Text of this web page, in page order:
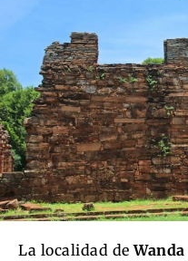
La localidad deWanda